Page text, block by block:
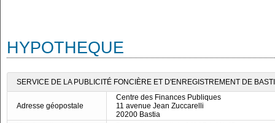
HYPOTHEQUE
SERVICE DE LA PUBLICITÉ FONCIÈRE ET D'ENREGISTREMENT DE
Adresse géopostale
Centre des Finances Publiques
11 avenue Jean Zuccarelli
20200 Bastia